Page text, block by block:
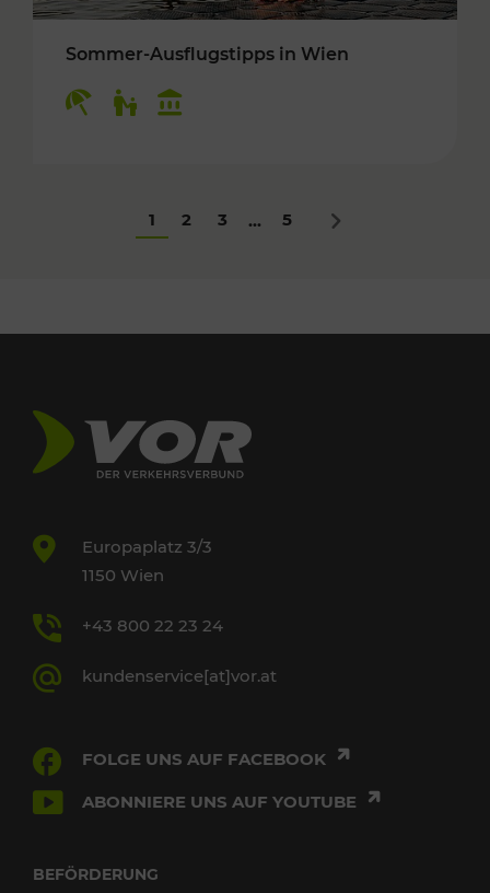
Sommer-Ausflugstipps in Wien
1 2 3 ... 5 Nächstes
Europaplatz 3/3
1150 Wien
+43 800 22 23 24
kundenservice[at]vor.at
FOLGE UNS AUF FACEBOOK
ABONNIERE UNS AUF YOUTUBE
BEFÖRDERUNG